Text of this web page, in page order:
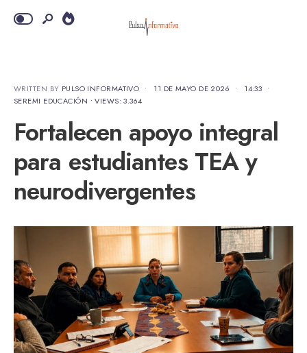
WRITTEN BY PULSO INFORMATIVO • 11 DE MAYO DE 2026 • 14:33 •
SEREMI EDUCACIÓN •VIEWS: 3.364
Fortalecen apoyo integral
para estudiantes TEA y
neurodivergentes